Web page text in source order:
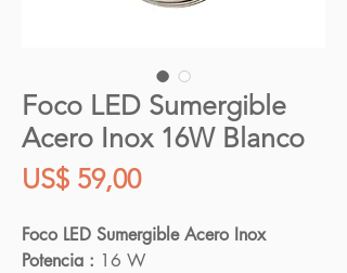
Foco LED Sumergible
Acero Inox 16W Blanco
US$ 59,00Precio
Foco LED Sumergible Acero Inox
Potencia : 16 W